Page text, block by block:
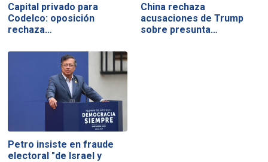
Capital privado para
Codelco: oposición
rechaza…
China rechaza
acusaciones de Trump
sobre presunta…
Petro insiste en fraude
electoral "de Israel y